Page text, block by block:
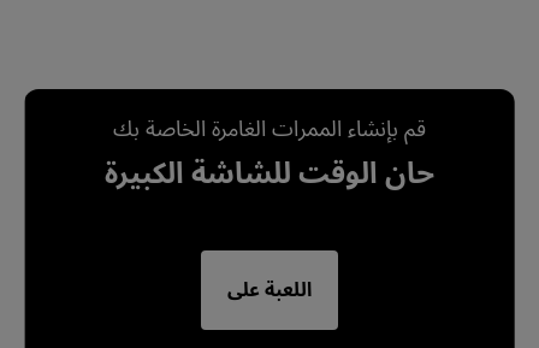
قم بإنشاء الممرات الغامرة الخاصة بك
حان الوقت للشاشة الكبيرة
اللعبة على